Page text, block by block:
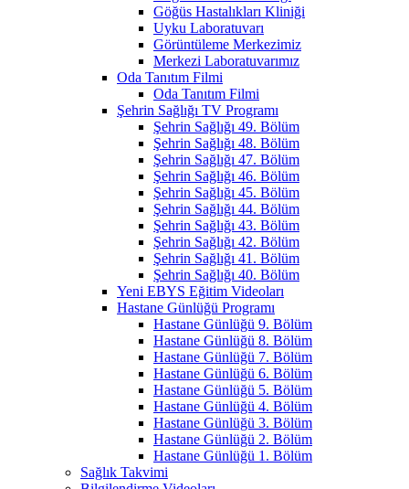
Göğüs Hastalıkları Kliniği
Uyku Laboratuvarı
Görüntüleme Merkezimiz
Merkezi Laboratuvarımız
Oda Tanıtım Filmi
Oda Tanıtım Filmi
Şehrin Sağlığı TV Programı
Şehrin Sağlığı 49. Bölüm
Şehrin Sağlığı 48. Bölüm
Şehrin Sağlığı 47. Bölüm
Şehrin Sağlığı 46. Bölüm
Şehrin Sağlığı 45. Bölüm
Şehrin Sağlığı 44. Bölüm
Şehrin Sağlığı 43. Bölüm
Şehrin Sağlığı 42. Bölüm
Şehrin Sağlığı 41. Bölüm
Şehrin Sağlığı 40. Bölüm
Yeni EBYS Eğitim Videoları
Hastane Günlüğü Programı
Hastane Günlüğü 9. Bölüm
Hastane Günlüğü 8. Bölüm
Hastane Günlüğü 7. Bölüm
Hastane Günlüğü 6. Bölüm
Hastane Günlüğü 5. Bölüm
Hastane Günlüğü 4. Bölüm
Hastane Günlüğü 3. Bölüm
Hastane Günlüğü 2. Bölüm
Hastane Günlüğü 1. Bölüm
Sağlık Takvimi